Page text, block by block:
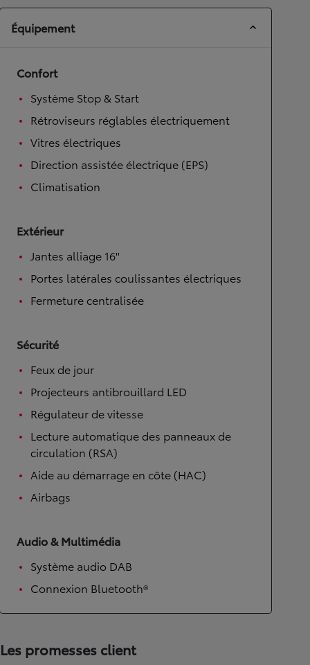
Équipement
Confort
Système Stop & Start
Rétroviseurs réglables électriquement
Vitres électriques
Direction assistée électrique (EPS)
Climatisation
Extérieur
Jantes alliage 16''
Portes latérales coulissantes électriques
Fermeture centralisée
Sécurité
Feux de jour
Projecteurs antibrouillard LED
Régulateur de vitesse
Lecture automatique des panneaux de
circulation (RSA)
Aide au démarrage en côte (HAC)
Airbags
Audio & Multimédia
Système audio DAB
Connexion Bluetooth®
Les promesses client